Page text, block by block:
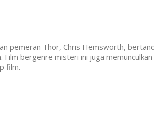
pemeran Thor, Chris Hemsworth,
Film bergenre misteri ini juga
film.